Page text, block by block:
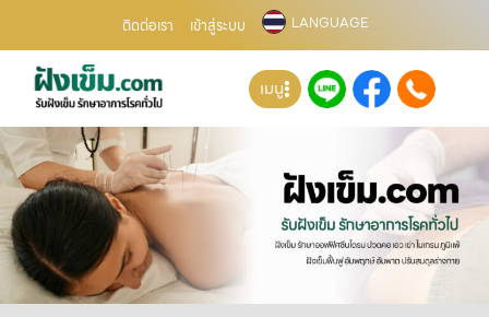
ติดต่อเรา เข้าสู่ระบบ LANGUAGE
เมนู